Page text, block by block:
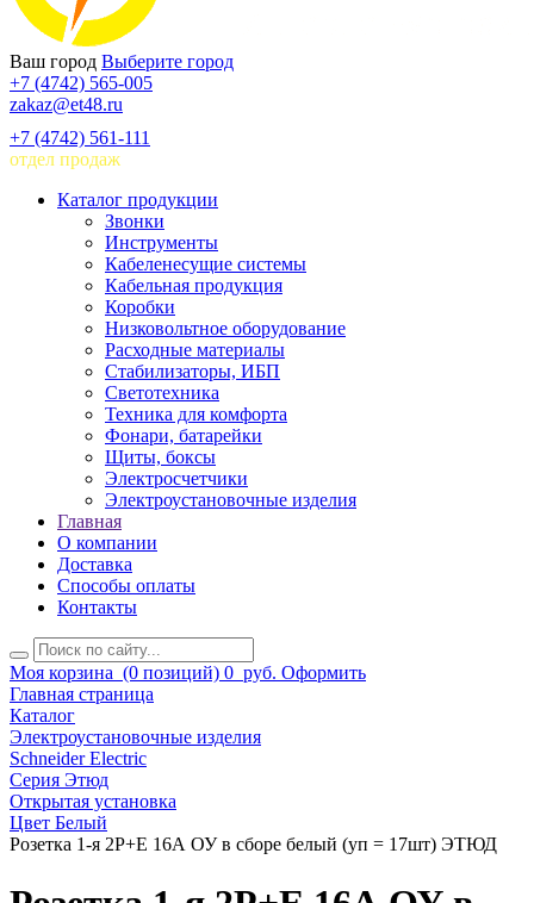
Ваш город Выберите город
+7 (4742) 565-005
zakaz@et48.ru
+7 (4742) 561-111
отдел продаж
Каталог продукции
Звонки
Инструменты
Кабеленесущие системы
Кабельная продукция
Коробки
Низковольтное оборудование
Расходные материалы
Стабилизаторы, ИБП
Светотехника
Техника для комфорта
Фонари, батарейки
Щиты, боксы
Электросчетчики
Электроустановочные изделия
Главная
О компании
Доставка
Способы оплаты
Контакты
Моя корзина (0 позиций) 0 руб. Оформить
Главная страница
Каталог
Электроустановочные изделия
Schneider Electric
Серия Этюд
Открытая установка
Цвет Белый
Розетка 1-я 2P+E 16А ОУ в сборе белый (уп = 17шт) ЭТЮД